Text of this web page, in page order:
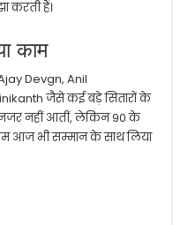
करती हैं।
काम
Devgn,Anil
जैसे कई बड़े सितारों के
नजर नहीं आतीं, लेकिन 90 के
आज भी सम्मान के साथ लिया